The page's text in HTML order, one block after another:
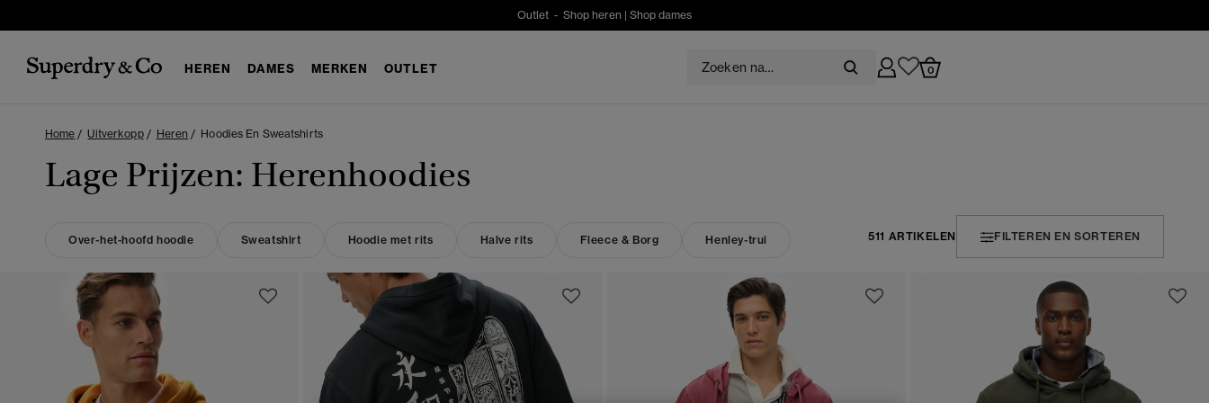
Outlet - Shop heren | Shop dames
HEREN DAMES MERKEN OUTLET 0
Home Uitverkopp Heren Hoodies En Sweatshirts
Lage Prijzen: Herenhoodies
Over-het-hoofd hoodie Sweatshirt Hoodie met rits Halve rits Fleece & Borg Henley-trui 511 ARTIKELEN FILTEREN EN SORTEREN